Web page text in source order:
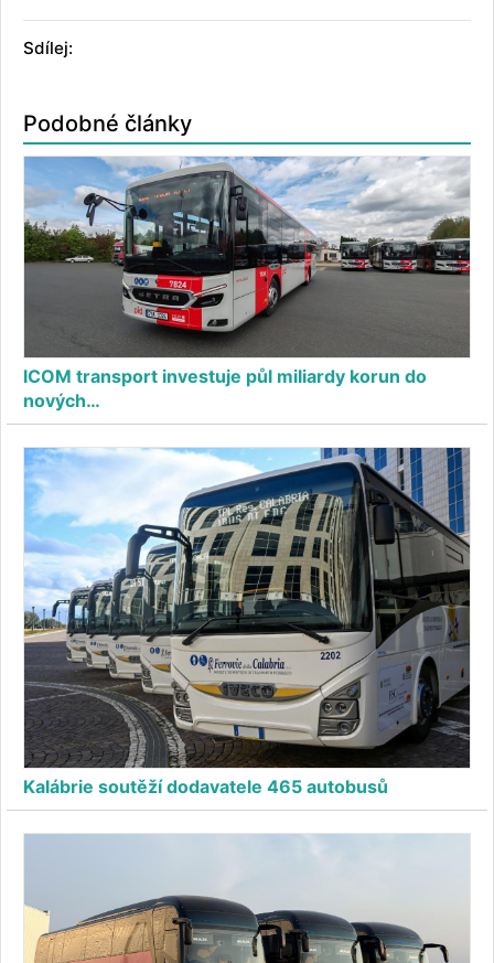
Sdílej:
Podobné články
ICOM transport investuje půl miliardy korun do
nových…
Kalábrie soutěží dodavatele 465 autobusů